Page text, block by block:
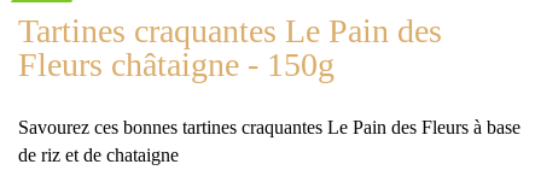
Tartines craquantes Le Pain des
Fleurs châtaigne - 150g
Savourez ces bonnes tartines craquantes Le Pain des Fleurs à base
de riz et de chataigne